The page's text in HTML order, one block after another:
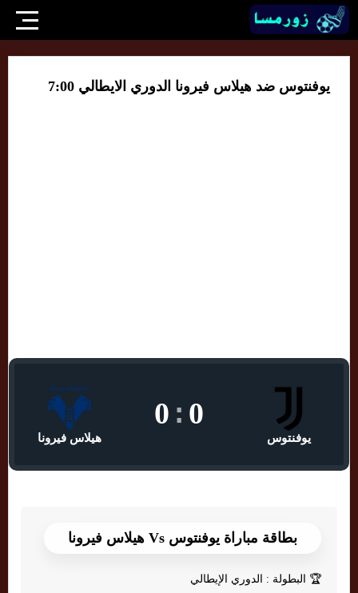
يوفنتوس ضد هيلاس فيرونا الدوري الايطالي 7:00
يوفنتوس
0
:
0
هيلاس فيرونا
بطاقة مباراة يوفنتوس Vs هيلاس فيرونا
🏆 البطولة : الدوري الإيطالي